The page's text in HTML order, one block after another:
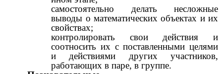
самостоятельно делать несложные
выводы о математических объектах и их
свойствах;
контролировать свои действия и
соотносить их с поставленными целями
и действиями других участников,
работающих в паре, в группе.